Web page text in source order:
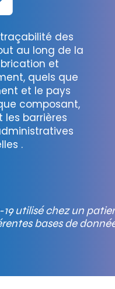
des
au long de la
et
quels que
et le pays
composant,
barrières
.
utilisé chez un
bases de